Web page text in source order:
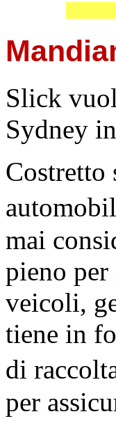
Slick
Sydney
Costretto
mai
pieno
veicoli,
tiene in
di
per